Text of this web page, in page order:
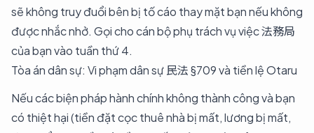
sẽ không truy đuổi bên bị tố cáo thay mặt bạn nếu không
được nhắc nhở. Gọi cho cán bộ phụ trách vụ việc 法務局
của bạn vào tuần thứ 4.
Tòa án dân sự: Vi phạm dân sự 民法 §709 và tiền lệ Otaru
Nếu các biện pháp hành chính không thành công và bạn
có thiệt hại (tiền đặt cọc thuê nhà bị mất, lương bị mất,